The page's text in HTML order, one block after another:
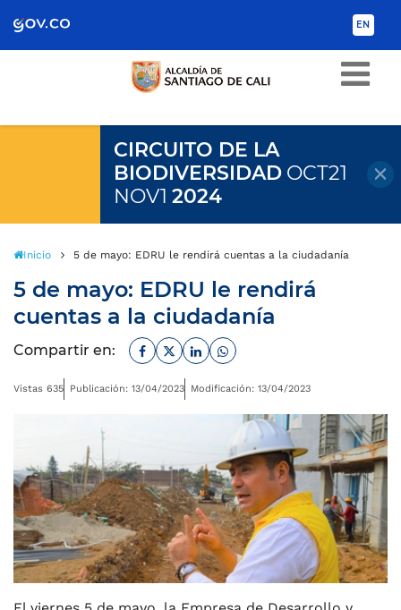
de Gobierno
EN
CIRCUITO DE LA
BIODIVERSIDAD OCT21
NOV1 2024
Inicio 5 de mayo: EDRU le rendirá cuentas a la ciudadanía
5 de mayo: EDRU le rendirá
cuentas a la ciudadanía
Compartir en: Facebook
TwitterLinkedinWhatsapp
Vistas 635 Publicación: 13/04/2023 Modificación: 13/04/2023